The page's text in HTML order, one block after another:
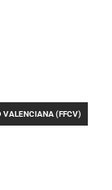
VALENCIANA (FFCV)